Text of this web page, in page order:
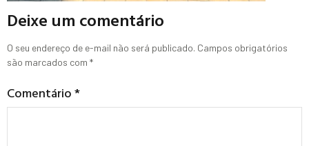
Deixe um comentário
O seu endereço de e-mail não será publicado. Campos obrigatórios
são marcados com *
Comentário*